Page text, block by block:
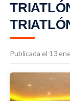
Publicada el 13